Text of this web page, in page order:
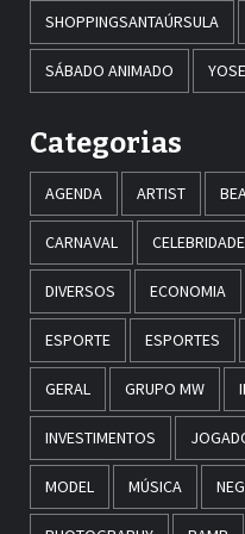
SHOPPINGSANTAÚRSULA
SÁBADO ANIMADO
Categorias
AGENDA ARTIST
CARNAVAL
DIVERSOS ECONOMIA
ESPORTE ESPORTES
GERAL GRUPO MW
INVESTIMENTOS
MODEL MÚSICA